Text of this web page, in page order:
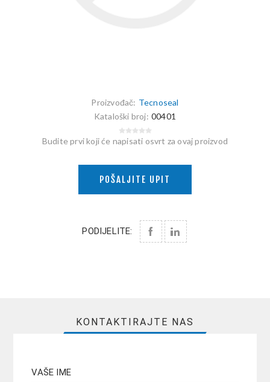
Proizvođač: Tecnoseal
Kataloški broj: 00401
Budite prvi koji će napisati osvrt za ovaj proizvod
POŠALJITE UPIT
PODIJELITE:
KONTAKTIRAJTE NAS
VAŠE IME